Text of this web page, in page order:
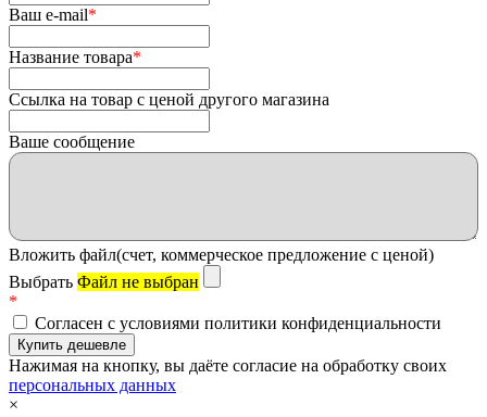
Ваш e-mail*
Название товара*
Ссылка на товар с ценой другого магазина
Ваше сообщение
Вложить файл(счет, коммерческое предложение с ценой)
Выбрать Файл не выбран
*
Согласен с условиями политики конфиденциальности
Нажимая на кнопку, вы даёте согласие на обработку своих
персональных данных
×